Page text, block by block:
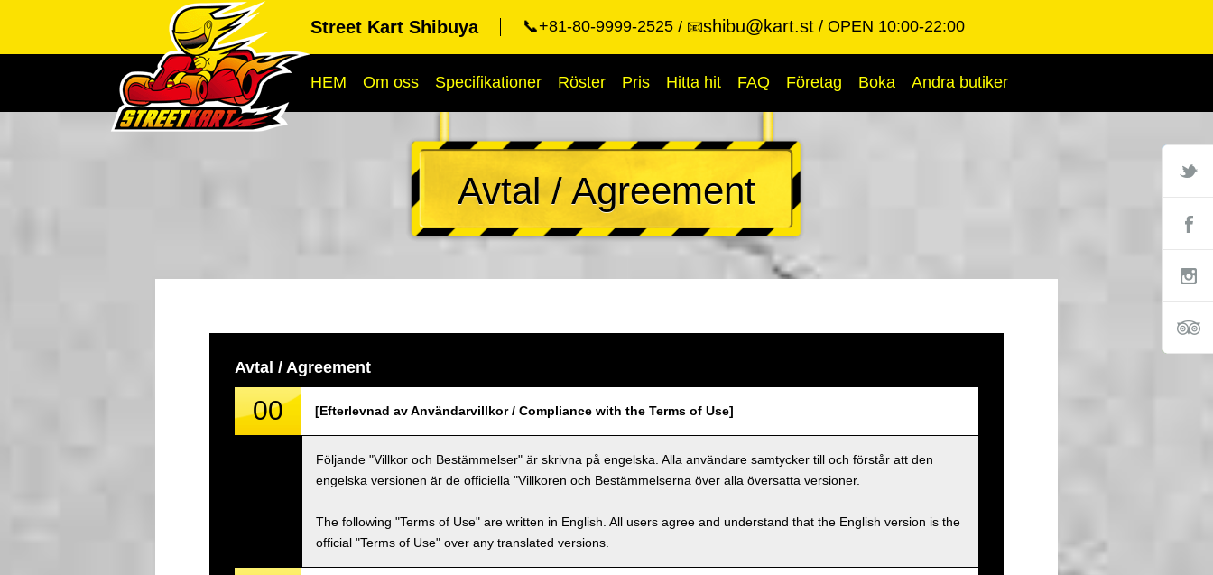
Street Kart Shibuya 📞+81-80-9999-2525 📧shibu@kart.st OPEN 10:00-22:00
HEM Om oss Specifikationer Röster Pris Hitta hit FAQ Företag Boka Andra butiker
Avtal / Agreement
Avtal / Agreement
00 [Efterlevnad av Användarvillkor / Compliance with the Terms of Use]
Följande "Villkor och Bestämmelser" är skrivna på engelska. Alla användare samtycker till och förstår att den
engelska versionen är de officiella "Villkoren och Bestämmelserna över alla översatta versioner.
The following "Terms of Use" are written in English. All users agree and understand that the English version is the
official "Terms of Use" over any translated versions.